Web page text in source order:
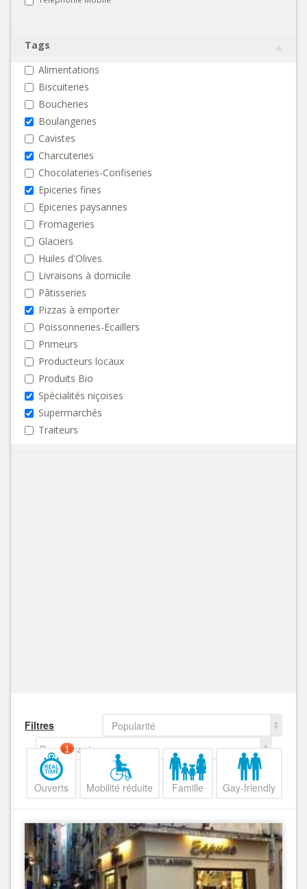
Tags
Alimentations
Biscuiteries
Boucheries
Boulangeries
Cavistes
Charcuteries
Chocolateries-Confiseries
Epiceries fines
Epiceries paysannes
Fromageries
Glaciers
Huiles d'Olives
Livraisons à domicile
Pâtisseries
Pizzas à emporter
Poissonneries-Ecaillers
Primeurs
Producteurs locaux
Produits Bio
Spécialités niçoises
Supermarchés
Traiteurs
Filtres
Popularité
Decroissant
Ouverts
1
Mobilité réduite Famille Gay-friendly